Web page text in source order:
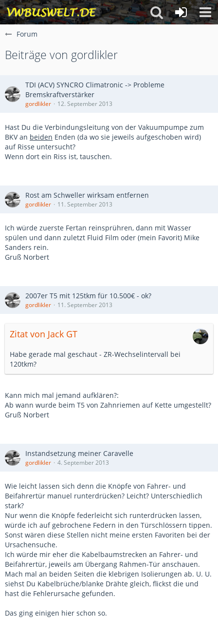
Forum
Beiträge von gordlikler
TDI (ACV) SYNCRO Climatronic -> Probleme
Bremskraftverstärker
gordlikler 12. September 2013
Hast Du die Verbindungsleitung von der Vakuumpumpe zum
BKV an beiden Enden (da wo sie jeweils aufgeschoben wird)
auf Risse untersucht?
Wenn dort ein Riss ist, tauschen.
Rost am Schweller wirksam entfernen
gordlikler 11. September 2013
Ich würde zuerste Fertan reinsprühren, dann mit Wasser
spülen und dann zuletzt Fluid Film oder (mein Favorit) Mike
Sanders rein.
Gruß Norbert
2007er T5 mit 125tkm für 10.500€ - ok?
gordlikler 11. September 2013
Zitat von Jack GT
Habe gerade mal geschaut - ZR-Wechselintervall bei
120tkm?
Kann mich mal jemand aufklären?:
Ab wann wurde beim T5 von Zahnriemen auf Kette umgestellt?
Gruß Norbert
Instandsetzung meiner Caravelle
gordlikler 4. September 2013
Wie leicht lassen sich denn die Knöpfe von Fahrer- und
Beifahrertür manuel runterdrücken? Leicht? Unterschiedlich
stark?
Nur wenn die Knöpfe federleicht sich runterdrücken lassen,
würde ich auf gebrochene Federn in den Türschlössern tippen.
Sonst wären diese Stellen nicht meine ersten Favoriten bei der
Ursachensuche.
Ich würde mir eher die Kabelbaumstrecken an Fahrer- und
Beifahrertür, jeweils am Übergang Rahmen-Tür anschauen.
Mach mal an beiden Seiten die klebrigen Isolierungen ab. U. U.
siehst Du Kabelbrüche/blanke Drähte gleich, flickst die und
hast die Fehlerursache gefunden.
Das ging einigen hier schon so.